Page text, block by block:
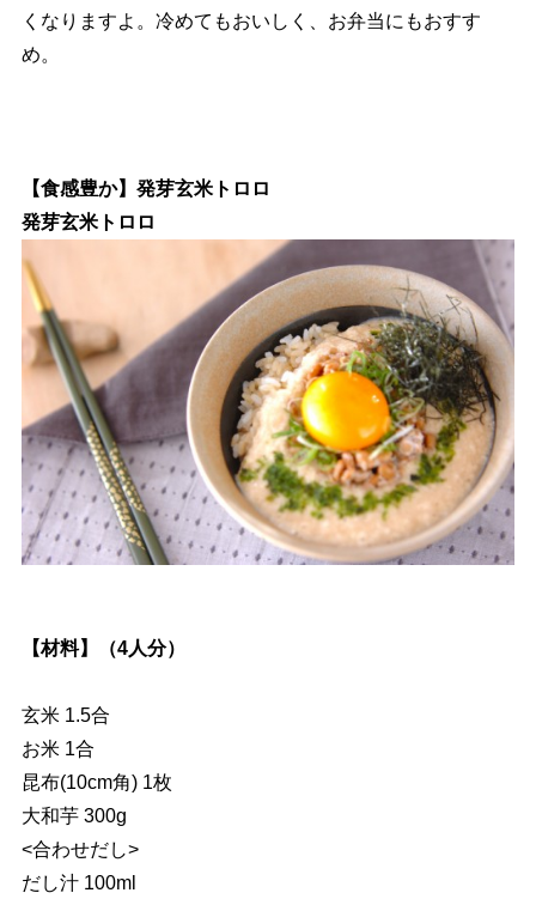
くなりますよ。冷めてもおいしく、お弁当にもおすす
め。
【食感豊か】発芽玄米トロロ
発芽玄米トロロ
【材料】（4人分）
玄米 1.5合
お米 1合
昆布(10cm角) 1枚
大和芋 300g
<合わせだし>
だし汁 100ml